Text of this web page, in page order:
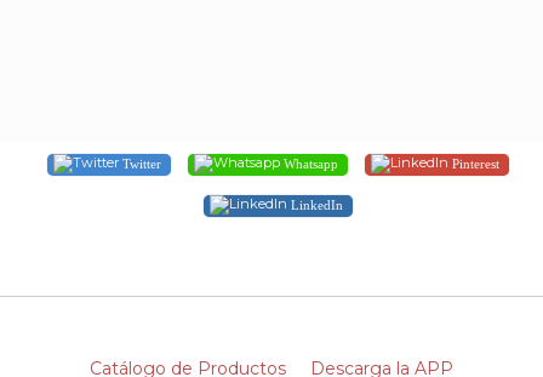
Twitter Whatsapp Pinterest
LinkedIn
Catálogo de Productos Descarga la APP